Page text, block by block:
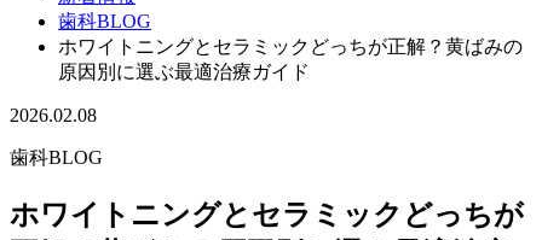
歯科BLOG
ホワイトニングとセラミックどっちが正解？黄ばみの
原因別に選ぶ最適治療ガイド
2026.02.08
歯科BLOG
ホワイトニングとセラミックどっちが